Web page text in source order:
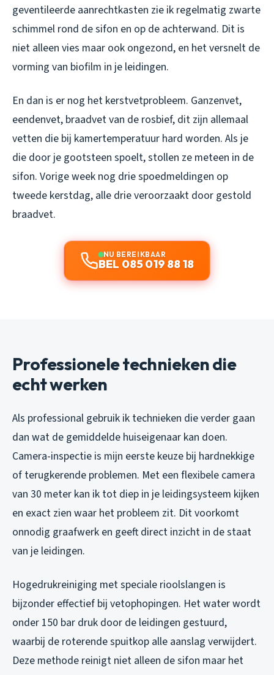
geventileerde aanrechtkasten zie ik regelmatig zwarte
schimmel rond de sifon en op de achterwand. Dit is
niet alleen vies maar ook ongezond, en het versnelt de
vorming van biofilm in je leidingen.
En dan is er nog het kerstvetprobleem. Ganzenvet,
eendenvet, braadvet van de rosbief, dit zijn allemaal
vetten die bij kamertemperatuur hard worden. Als je
die door je gootsteen spoelt, stollen ze meteen in de
sifon. Vorige week nog drie spoedmeldingen op
tweede kerstdag, alle drie veroorzaakt door gestold
braadvet.
NU BEREIKBAAR
BEL 085 019 88 18
Professionele technieken die
echt werken
Als professional gebruik ik technieken die verder gaan
dan wat de gemiddelde huiseigenaar kan doen.
Camera-inspectie is mijn eerste keuze bij hardnekkige
of terugkerende problemen. Met een flexibele camera
van 30 meter kan ik tot diep in je leidingsysteem kijken
en exact zien waar het probleem zit. Dit voorkomt
onnodig graafwerk en geeft direct inzicht in de staat
van je leidingen.
Hogedrukreiniging met speciale rioolslangen is
bijzonder effectief bij vetophopingen. Het water wordt
onder 150 bar druk door de leidingen gestuurd,
waarbij de roterende spuitkop alle aanslag verwijdert.
Deze methode reinigt niet alleen de sifon maar het